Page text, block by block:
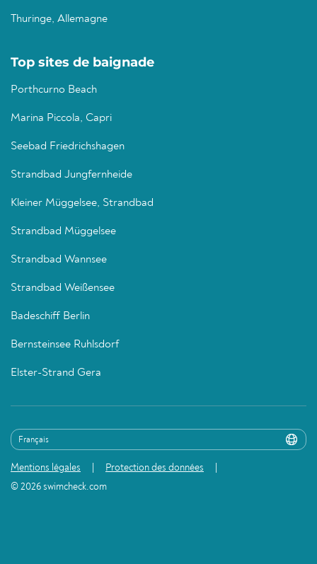
Thuringe, Allemagne
Top sites de baignade
Porthcurno Beach
Marina Piccola, Capri
Seebad Friedrichshagen
Strandbad Jungfernheide
Kleiner Müggelsee, Strandbad
Strandbad Müggelsee
Strandbad Wannsee
Strandbad Weißensee
Badeschiff Berlin
Bernsteinsee Ruhlsdorf
Elster-Strand Gera
Mentions légales
Protection des données
© 2026 swimcheck.com